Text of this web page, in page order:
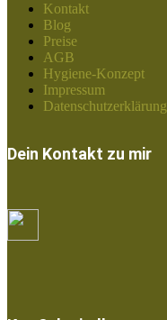
Kontakt
Blog
Preise
AGB
Hygiene-Konzept
Impressum
Datenschutzerklärung
Dein Kontakt zu mir